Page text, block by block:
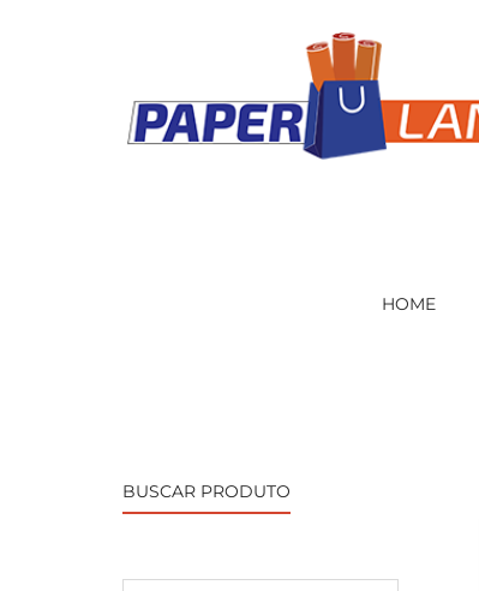
HOME
BUSCAR PRODUTO